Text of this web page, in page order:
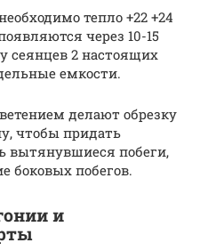
тепло +22 +24
через 10-15
сеянцев 2 настоящих
емкости.
делают обрезку
чтобы придать
вытянувшиеся побеги,
боковых побегов.
и